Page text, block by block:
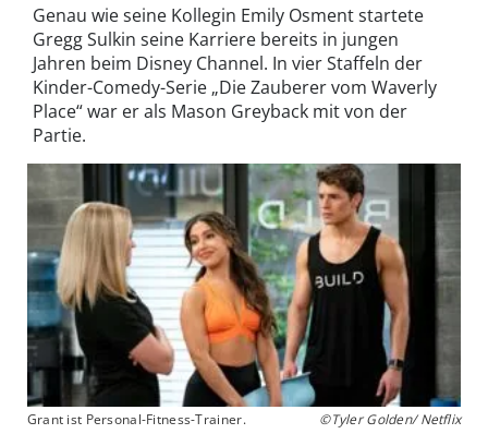
Genau wie seine Kollegin Emily Osment startete
Gregg Sulkin seine Karriere bereits in jungen
Jahren beim Disney Channel. In vier Staffeln der
Kinder-Comedy-Serie „Die Zauberer vom Waverly
Place“ war er als Mason Greyback mit von der
Partie.
Grant ist Personal-Fitness-Trainer. ©Tyler Golden/ Netflix